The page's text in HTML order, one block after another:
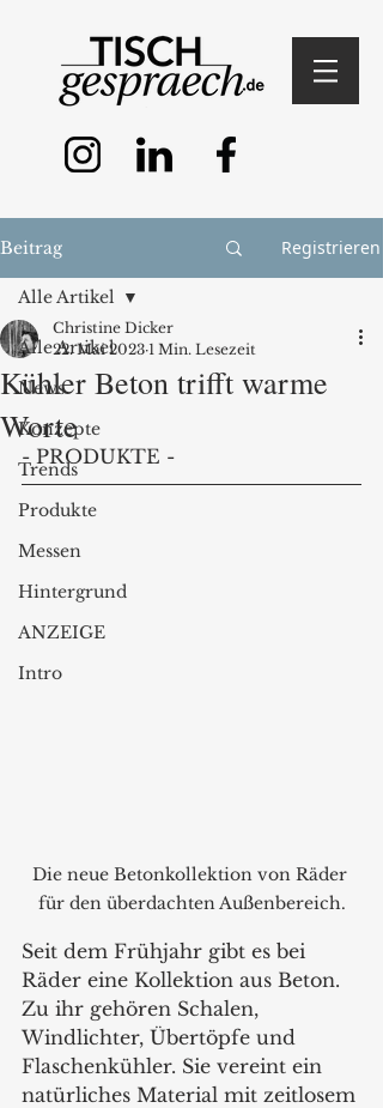
Beitrag Registrieren
Alle Artikel
News
Konzepte
Trends
Produkte
Messen
Hintergrund
ANZEIGE
Intro
Alle Artikel
Kühler Beton trifft warme
Worte
Christine Dicker
22. Mai 2023 1 Min. Lesezeit
- PRODUKTE -
Die neue Betonkollektion von Räder
für den überdachten Außenbereich.
Seit dem Frühjahr gibt es bei
Räder eine Kollektion aus Beton.
Zu ihr gehören Schalen,
Windlichter, Übertöpfe und
Flaschenkühler. Sie vereint ein
natürliches Material mit zeitlosem